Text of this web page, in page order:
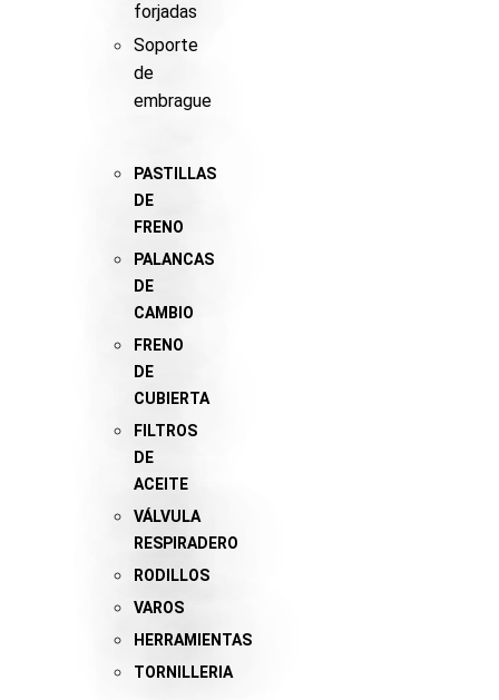
forjadas
Soporte
de
embrague
PASTILLAS
DE
FRENO
PALANCAS
DE
CAMBIO
FRENO
DE
CUBIERTA
FILTROS
DE
ACEITE
VÁLVULA
RESPIRADERO
RODILLOS
VAROS
HERRAMIENTAS
TORNILLERIA